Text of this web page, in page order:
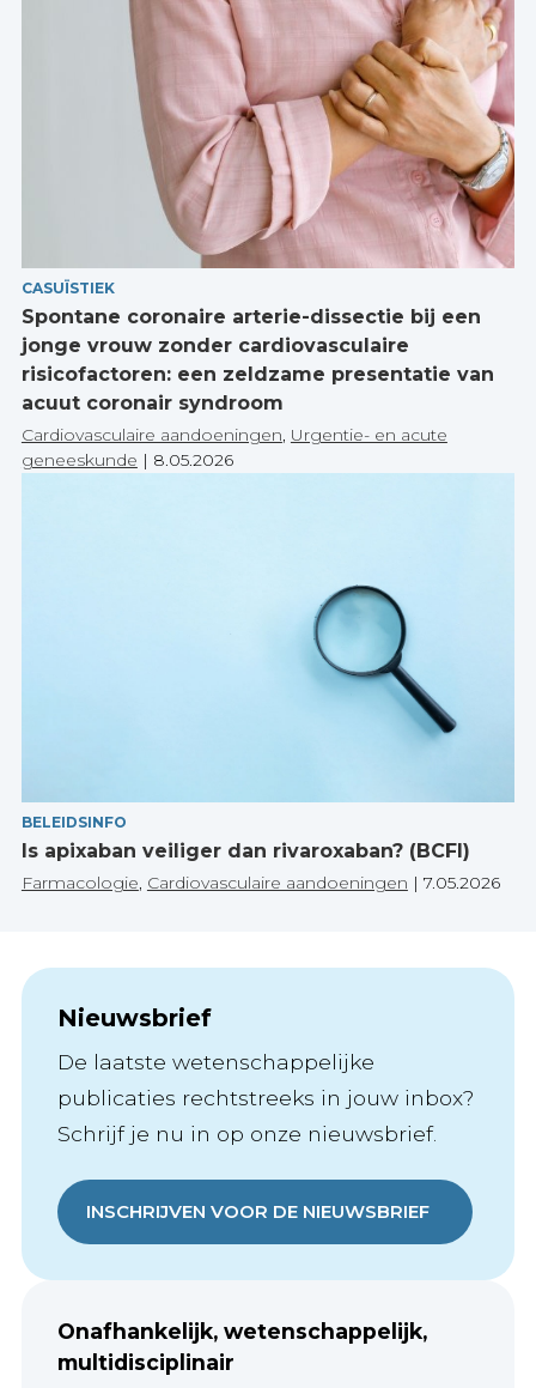
CASUÏSTIEK
Spontane coronaire arterie-dissectie bij een
jonge vrouw zonder cardiovasculaire
risicofactoren: een zeldzame presentatie van
acuut coronair syndroom
Cardiovasculaire aandoeningen, Urgentie- en acute
geneeskunde | 8.05.2026
BELEIDSINFO
Is apixaban veiliger dan rivaroxaban? (BCFI)
Farmacologie Cardiovasculaire aandoeningen | 7.05.2026
Nieuwsbrief
De laatste wetenschappelijke
publicaties rechtstreeks in jouw inbox?
Schrijf je nu in op onze nieuwsbrief.
INSCHRIJVEN VOOR DE NIEUWSBRIEF
Onafhankelijk, wetenschappelijk,
multidisciplinair